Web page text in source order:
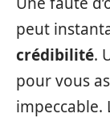
peut
crédibilité.
pour vous
impeccable.